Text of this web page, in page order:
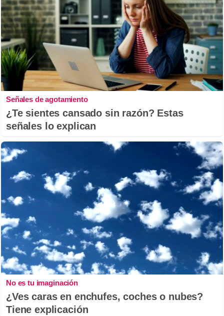
Señales de agotamiento
¿Te sientes cansado sin razón? Estas
señales lo explican
No es tu imaginación
¿Ves caras en enchufes, coches o nubes?
Tiene explicación